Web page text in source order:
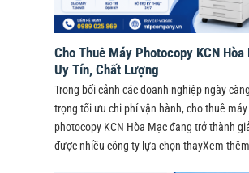
Cho Thuê Máy Photocopy KCN Hòa
Uy Tín, Chất Lượng
Trong bối cảnh các doanh nghiệp ngày
trọng tối ưu chi phí vận hành, cho thuê máy
photocopy KCN Hòa Mạc đang trở thành
được nhiều công ty lựa chọn thayXem thêm